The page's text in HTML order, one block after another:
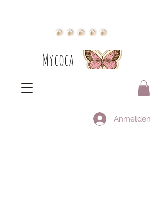
Mycoca
Anmelden